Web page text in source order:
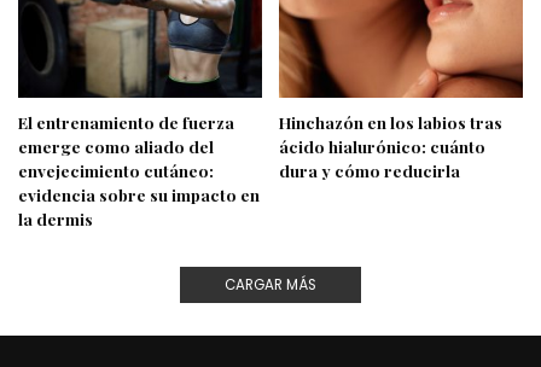
El entrenamiento de fuerza
emerge como aliado del
envejecimiento cutáneo:
evidencia sobre su impacto en
la dermis
Hinchazón en los labios tras
ácido hialurónico: cuánto
dura y cómo reducirla
CARGAR MÁS